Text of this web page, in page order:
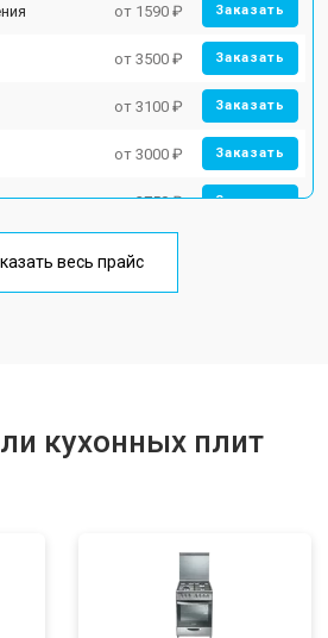
от 1590 ₽ Заказать
от 3500 ₽ Заказать
от 3100 ₽ Заказать
от 3000 ₽ Заказать
от 2750 ₽ Заказать
от 2600 ₽
весь прайс
кухонных плит